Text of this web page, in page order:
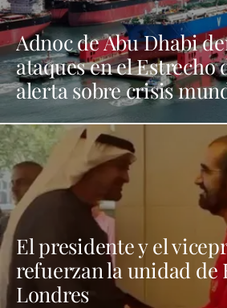
Adnoc de Abu Dhabi
ataques en el Estrecho
alerta sobre crisis
El presidente y el
refuerzan la unidad de
Londres